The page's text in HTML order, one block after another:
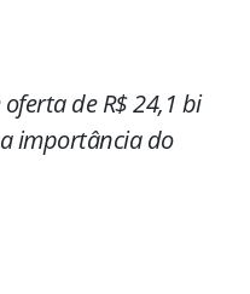
de R$ 24,1 bi
importância do